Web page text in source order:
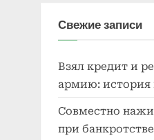
Свежие записи
Взял кредит и
армию: история
Совместно
при